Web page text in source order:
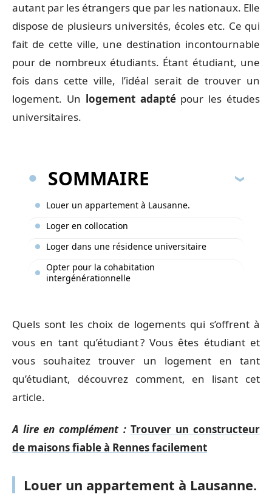
autant par les étrangers que par les nationaux. Elle
dispose de plusieurs universités, écoles etc. Ce qui
fait de cette ville, une destination incontournable
pour de nombreux étudiants. Étant étudiant, une
fois dans cette ville, l’idéal serait de trouver un
logement. Un logement adaptépour les études
universitaires.
SOMMAIRE
Louer un appartement à Lausanne.
Loger en collocation
Loger dans une résidence universitaire
Opter pour la cohabitation
intergénérationnelle
Quels sont les choix de logements qui s’offrent à
vous en tant qu’étudiant ? Vous êtes étudiant et
vous souhaitez trouver un logement en tant
qu’étudiant, découvrez comment, en lisant cet
article.
A lire en complément : Trouver un constructeur
de maisons fiable à Rennes facilement
Louer un appartement à Lausanne.